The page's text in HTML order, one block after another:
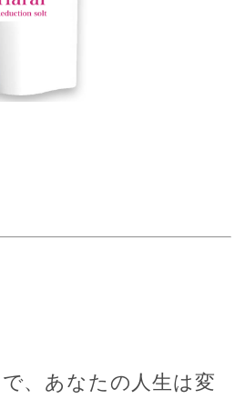
、あなたの人生は変